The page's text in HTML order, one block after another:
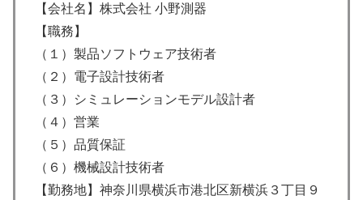
【会社名】株式会社 小野測器
【職務】
（１）製品ソフトウェア技術者
（２）電子設計技術者
（３）シミュレーションモデル設計者
（４）営業
（５）品質保証
（６）機械設計技術者
【勤務地】神奈川県横浜市港北区新横浜３丁目９